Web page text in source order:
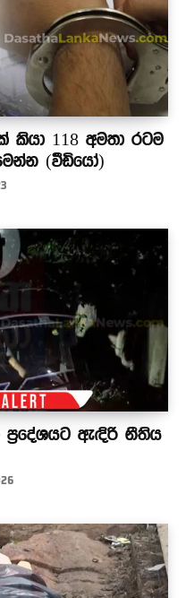
කියා 118 අමතා රටම
(වීඩියෝ)
ප්‍රදේශයට ඇඳිරි නීතිය